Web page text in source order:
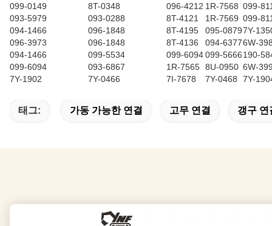
099-0149
8T-0348 096-4212 1R-7568 099-
093-5979
093-0288 8T-4121 1R-7569 099-
094-1466
096-1848 8T-4195 095-08797Y-
096-3973
096-1848 8T-4136 094-63776W-
094-1466
099-5534 099-6094099-5666190-
099-6094
093-6867 1R-7565 8U-0950 6W-
7Y-1902
7Y-0466 7I-7678 7Y-0468 7Y-
태그: 가동 가능한 연결 고무 연결 갱구 연